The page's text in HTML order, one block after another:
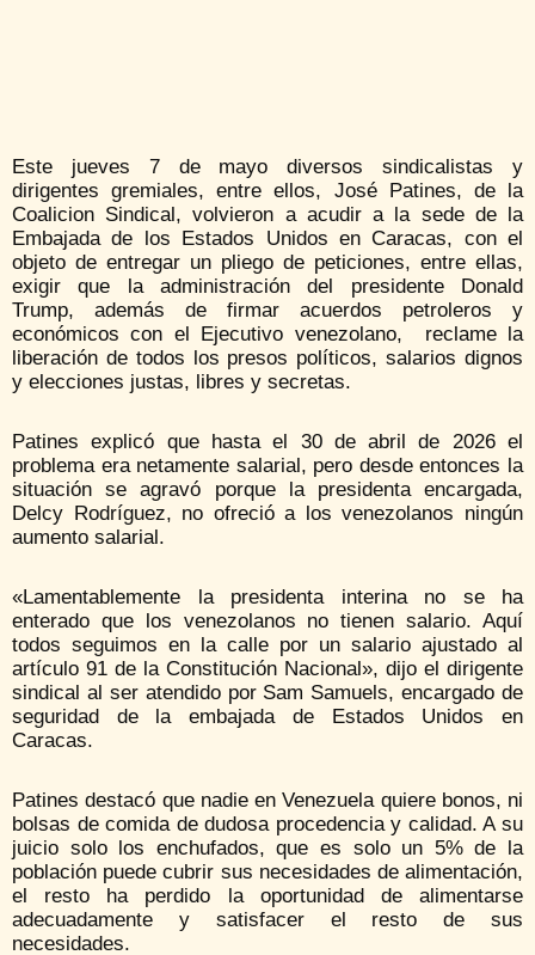
Este jueves 7 de mayo diversos sindicalistas y
dirigentes gremiales, entre ellos, José Patines, de la
Coalicion Sindical, volvieron a acudir a la sede de la
Embajada de los Estados Unidos en Caracas, con el
objeto de entregar un pliego de peticiones, entre ellas,
exigir que la administración del presidente Donald
Trump, además de firmar acuerdos petroleros y
económicos con el Ejecutivo venezolano, reclame la
liberación de todos los presos políticos, salarios dignos
y elecciones justas, libres y secretas.
Patines explicó que hasta el 30 de abril de 2026 el
problema era netamente salarial, pero desde entonces la
situación se agravó porque la presidenta encargada,
Delcy Rodríguez, no ofreció a los venezolanos ningún
aumento salarial.
«Lamentablemente la presidenta interina no se ha
enterado que los venezolanos no tienen salario. Aquí
todos seguimos en la calle por un salario ajustado al
artículo 91 de la Constitución Nacional», dijo el dirigente
sindical al ser atendido por Sam Samuels, encargado de
seguridad de la embajada de Estados Unidos en
Caracas.
Patines destacó que nadie en Venezuela quiere bonos, ni
bolsas de comida de dudosa procedencia y calidad. A su
juicio solo los enchufados, que es solo un 5% de la
población puede cubrir sus necesidades de alimentación,
el resto ha perdido la oportunidad de alimentarse
adecuadamente y satisfacer el resto de sus
necesidades.